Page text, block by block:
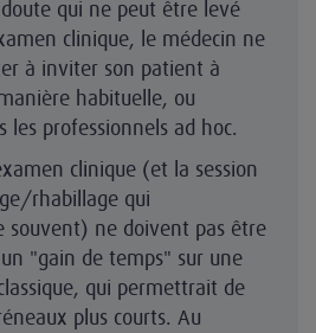
doute qui ne peut être levé
clinique, le médecin ne
à inviter son patient à
habituelle, ou
les professionnels ad hoc.
clinique (et la session
rhabillage qui
souvent) ne doivent pas être
"gain de temps" sur une
qui permettrait de
plus courts. Au